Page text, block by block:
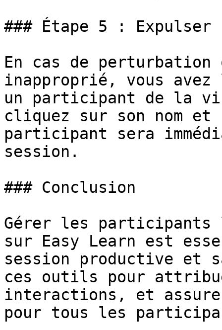
### Étape 5 :
En cas de perturbation
inapproprié, vous
un participant de la
cliquez sur son nom et
participant sera
session.
### Conclusion
Gérer les participants
sur Easy Learn est
session productive et
ces outils pour
interactions, et